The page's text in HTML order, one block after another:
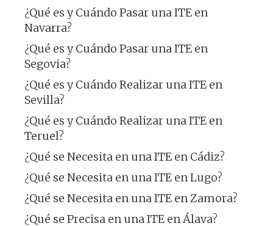
¿Qué es y Cuándo Pasar una ITE en
Navarra?
¿Qué es y Cuándo Pasar una ITE en
Segovia?
¿Qué es y Cuándo Realizar una ITE en
Sevilla?
¿Qué es y Cuándo Realizar una ITE en
Teruel?
¿Qué se Necesita en una ITE en Cádiz?
¿Qué se Necesita en una ITE en Lugo?
¿Qué se Necesita en una ITE en Zamora?
¿Qué se Precisa en una ITE en Álava?